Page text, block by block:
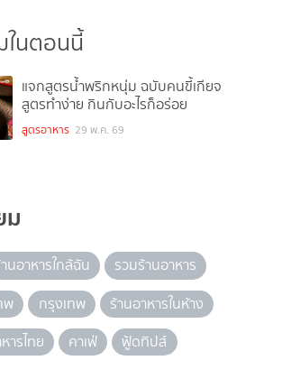
นตอนนี้
แจกสูตรน้ำพริกหนุ่ม ฉบับคนขี้เกียจ
สูตรทำง่าย กินกับอะไรก็อร่อย
สูตรอาหาร 29 พ.ค. 69
นอาหารใกล้ฉัน
รวมร้านอาหาร
พ
กรุงเทพ
ร้านอาหารในห้าง
ารไทย คาเฟ่ ฟู้ดทิปส์